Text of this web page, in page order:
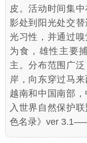
皮。活动时间集
影处到阳光处交
光习性，并通过
为食，雄性主要
主。分布范围广
岸，向东穿过马
越南和中国南部
入世界自然保护
色名录》ver